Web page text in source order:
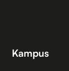
Kampus